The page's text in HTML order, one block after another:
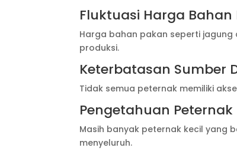
Fluktuasi Harga Bahan
Harga bahan pakan seperti
produksi.
Keterbatasan Sumber
Tidak semua peternak memiliki
Pengetahuan Peternak
Masih banyak peternak kecil yang
menyeluruh.